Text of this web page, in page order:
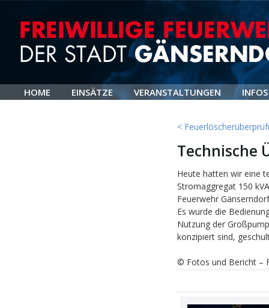
HOME EINSÄTZE VERANSTALTUNGEN INFOS
<
Technische
Heute hatten wir eine
Stromaggregat 150
Feuerwehr
Es wurde die
Nutzung der
konzipiert sind,
© Fotos und Bericht –